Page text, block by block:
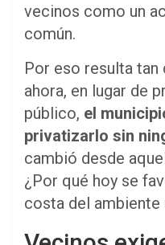
vecinos como un
común.
Por eso resulta
ahora, en lugar de
público, el
privatizarlo sin
cambió desde
¿Por qué hoy se
costa del ambiente